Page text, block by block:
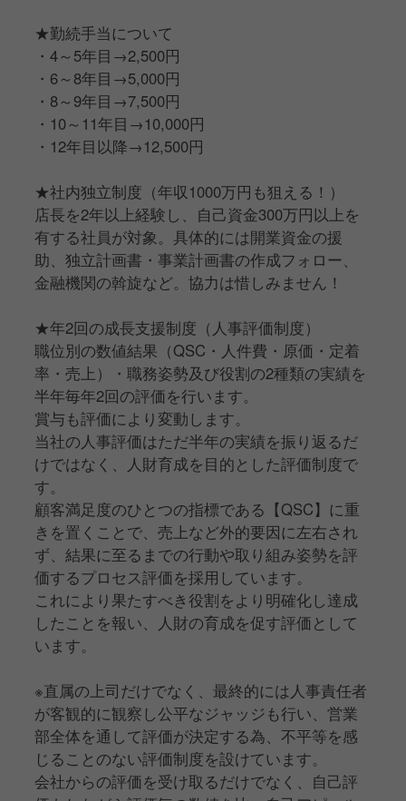
★勤続手当について
・4～5年目→2,500円
・6～8年目→5,000円
・8～9年目→7,500円
・10～11年目→10,000円
・12年目以降→12,500円
★社内独立制度（年収1000万円も狙える！）
店長を2年以上経験し、自己資金300万円以上を
有する社員が対象。具体的には開業資金の援
助、独立計画書・事業計画書の作成フォロー、
金融機関の斡旋など。協力は惜しみません！
★年2回の成長支援制度（人事評価制度）
職位別の数値結果（QSC・人件費・原価・定着
率・売上）・職務姿勢及び役割の2種類の実績を
半年毎年2回の評価を行います。
賞与も評価により変動します。
当社の人事評価はただ半年の実績を振り返るだ
けではなく、人財育成を目的とした評価制度で
す。
顧客満足度のひとつの指標である【QSC】に重
きを置くことで、売上など外的要因に左右され
ず、結果に至るまでの行動や取り組み姿勢を評
価するプロセス評価を採用しています。
これにより果たすべき役割をより明確化し達成
したことを報い、人財の育成を促す評価として
います。
※直属の上司だけでなく、最終的には人事責任者
が客観的に観察し公平なジャッジも行い、営業
部全体を通して評価が決定する為、不平等を感
じることのない評価制度を設けています。
会社からの評価を受け取るだけでなく、自己評